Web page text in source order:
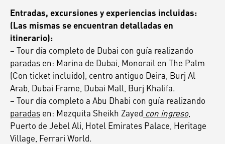
Entradas, excursiones y experiencias incluidas:
(Las mismas se encuentran detalladas en
itinerario):
– Tour día completo de Dubai con guía realizando
paradas en: Marina de Dubai, Monorail en The Palm
(Con ticket incluido), centro antiguo Deira, Burj Al
Arab, Dubai Frame, Dubai Mall, Burj Khalifa.
– Tour día completo a Abu Dhabi con guía realizando
paradas en: Mezquita Sheikh Zayed con ingreso,
Puerto de Jebel Ali, Hotel Emirates Palace, Heritage
Village, Ferrari World.